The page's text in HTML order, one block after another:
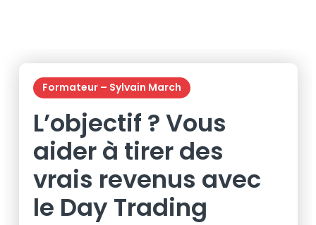
Formateur – Sylvain March
L’objectif ? Vous
aider à tirer des
vrais revenus avec
le Day Trading